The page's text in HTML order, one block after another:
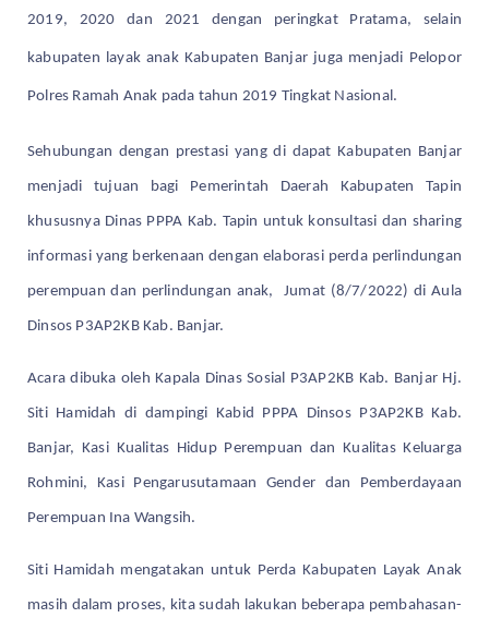
2019, 2020 dan 2021 dengan peringkat Pratama, selain
kabupaten layak anak Kabupaten Banjar juga menjadi Pelopor
Polres Ramah Anak pada tahun 2019 Tingkat Nasional.
Sehubungan dengan prestasi yang di dapat Kabupaten Banjar
menjadi tujuan bagi Pemerintah Daerah Kabupaten Tapin
khususnya Dinas PPPA Kab. Tapin untuk konsultasi dan sharing
informasi yang berkenaan dengan elaborasi perda perlindungan
perempuan dan perlindungan anak, Jumat (8/7/2022) di Aula
Dinsos P3AP2KB Kab. Banjar.
Acara dibuka oleh Kapala Dinas Sosial P3AP2KB Kab. Banjar Hj.
Siti Hamidah di dampingi Kabid PPPA Dinsos P3AP2KB Kab.
Banjar, Kasi Kualitas Hidup Perempuan dan Kualitas Keluarga
Rohmini, Kasi Pengarusutamaan Gender dan Pemberdayaan
Perempuan Ina Wangsih.
Siti Hamidah mengatakan untuk Perda Kabupaten Layak Anak
masih dalam proses, kita sudah lakukan beberapa pembahasan-